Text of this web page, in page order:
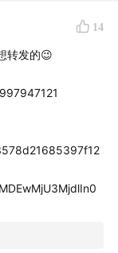
到所有迷茫的
本期节目里关
， 【时间轴】
14
转发的😉